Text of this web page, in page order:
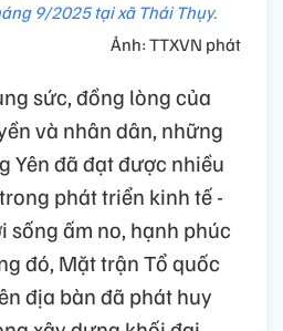
9/2025 tại xã Thái Thụy.
Ảnh: TTXVN phát
sức, đồng lòng của
và nhân dân, những
Yên đã đạt được nhiều
phát triển kinh tế -
sống ấm no, hạnh phúc
đó, Mặt trận Tổ quốc
địa bàn đã phát huy